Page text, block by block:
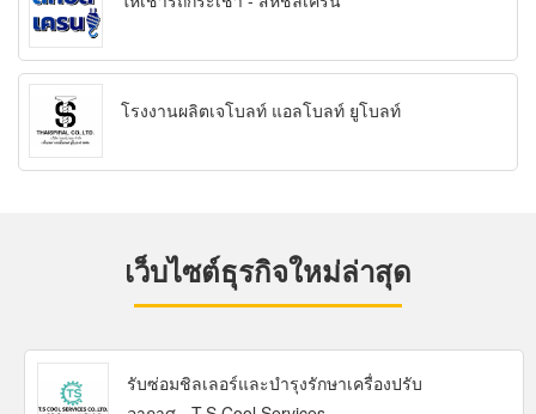
โรงงานผลิตเจโบลท์ แอลโบลท์ ยูโบลท์
เว็บไซต์ธุรกิจใหม่ล่าสุด
รับซ่อมชิลเลอร์และบำรุงรักษาเครื่องปรับ